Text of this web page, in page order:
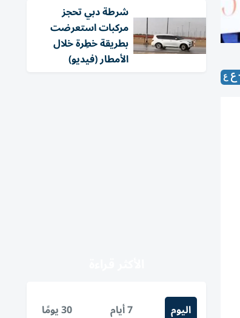
شرطة دبي تحجز
مركبات استعرضت
بطريقة خطِرة خلال
الأمطار (فيديو)
اليوم 7 أيام 30 يومًا